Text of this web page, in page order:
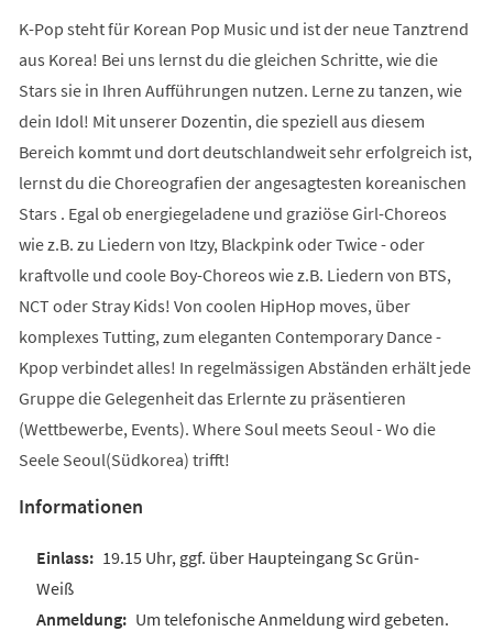
K-Pop steht für Korean Pop Music und ist der neue Tanztrend
aus Korea! Bei uns lernst du die gleichen Schritte, wie die
Stars sie in Ihren Aufführungen nutzen. Lerne zu tanzen, wie
dein Idol! Mit unserer Dozentin, die speziell aus diesem
Bereich kommt und dort deutschlandweit sehr erfolgreich ist,
lernst du die Choreografien der angesagtesten koreanischen
Stars . Egal ob energiegeladene und graziöse Girl-Choreos
wie z.B. zu Liedern von Itzy, Blackpink oder Twice - oder
kraftvolle und coole Boy-Choreos wie z.B. Liedern von BTS,
NCT oder Stray Kids! Von coolen HipHop moves, über
komplexes Tutting, zum eleganten Contemporary Dance -
Kpop verbindet alles! In regelmässigen Abständen erhält jede
Gruppe die Gelegenheit das Erlernte zu präsentieren
(Wettbewerbe, Events). Where Soul meets Seoul - Wo die
Seele Seoul(Südkorea) trifft!
Informationen
19.15 Uhr, ggf. über Haupteingang Sc Grün-
Weiß
Um telefonische Anmeldung wird gebeten.